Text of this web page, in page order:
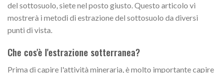
del sottosuolo, siete nel posto giusto. Questo articolo vi
mostrerà i metodi di estrazione del sottosuolo da diversi
punti di vista.
Che cos'è l'estrazione sotterranea?
Prima di capire l'attività mineraria, è molto importante capire